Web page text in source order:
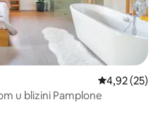
Prosječna
4,92 (25)
u blizini Pamplone